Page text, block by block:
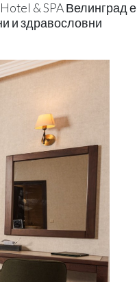
& SPA Велинград е
и здравословни